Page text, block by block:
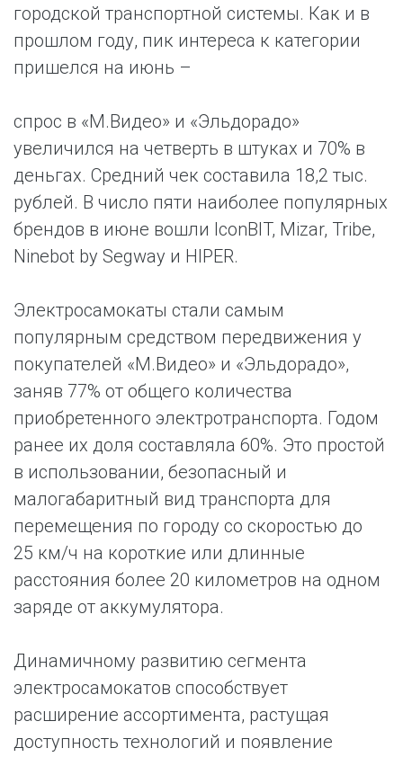
городской транспортной системы. Как и в
прошлом году, пик интереса к категории
пришелся на июнь –
спрос в «М.Видео» и «Эльдорадо»
увеличился на четверть в штуках и 70% в
деньгах. Средний чек составила 18,2 тыс.
рублей. В число пяти наиболее популярных
брендов в июне вошли IconBIT, Mizar, Tribe,
Ninebot by Segway и HIPER.
Электросамокаты стали самым
популярным средством передвижения у
покупателей «М.Видео» и «Эльдорадо»,
заняв 77% от общего количества
приобретенного электротранспорта. Годом
ранее их доля составляла 60%. Это простой
в использовании, безопасный и
малогабаритный вид транспорта для
перемещения по городу со скоростью до
25 км/ч на короткие или длинные
расстояния более 20 километров на одном
заряде от аккумулятора.
Динамичному развитию сегмента
электросамокатов способствует
расширение ассортимента, растущая
доступность технологий и появление